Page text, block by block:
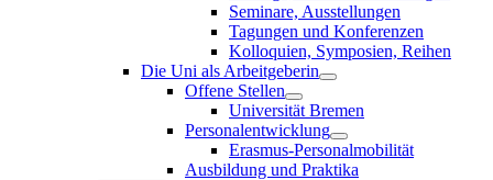
Seminare, Ausstellungen
Tagungen und Konferenzen
Kolloquien, Symposien, Reihen
Die Uni als Arbeitgeberin
Offene Stellen
Universität Bremen
Personalentwicklung
Erasmus-Personalmobilität
Ausbildung und Praktika